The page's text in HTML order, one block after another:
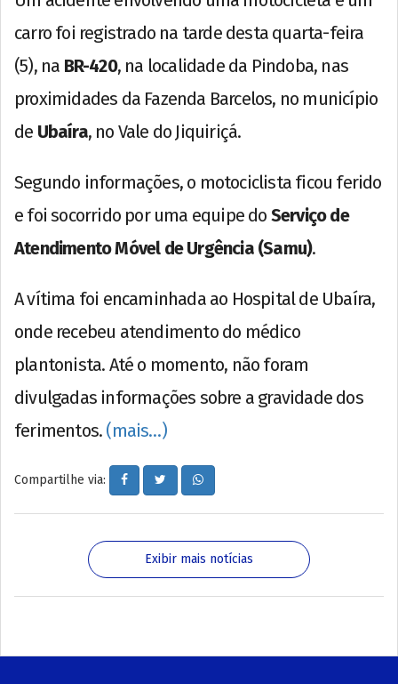
carro foi registrado na tarde desta quarta-feira
(5), na BR-420, na localidade da Pindoba, nas
proximidades da Fazenda Barcelos, no município
de Ubaíra, no Vale do Jiquiriçá.
Segundo informações, o motociclista ficou ferido
e foi socorrido por uma equipe do Serviço de
Atendimento Móvel de Urgência (Samu).
A vítima foi encaminhada ao Hospital de Ubaíra,
onde recebeu atendimento do médico
plantonista. Até o momento, não foram
divulgadas informações sobre a gravidade dos
ferimentos. (mais…)
Compartilhe via:
Exibir mais notícias